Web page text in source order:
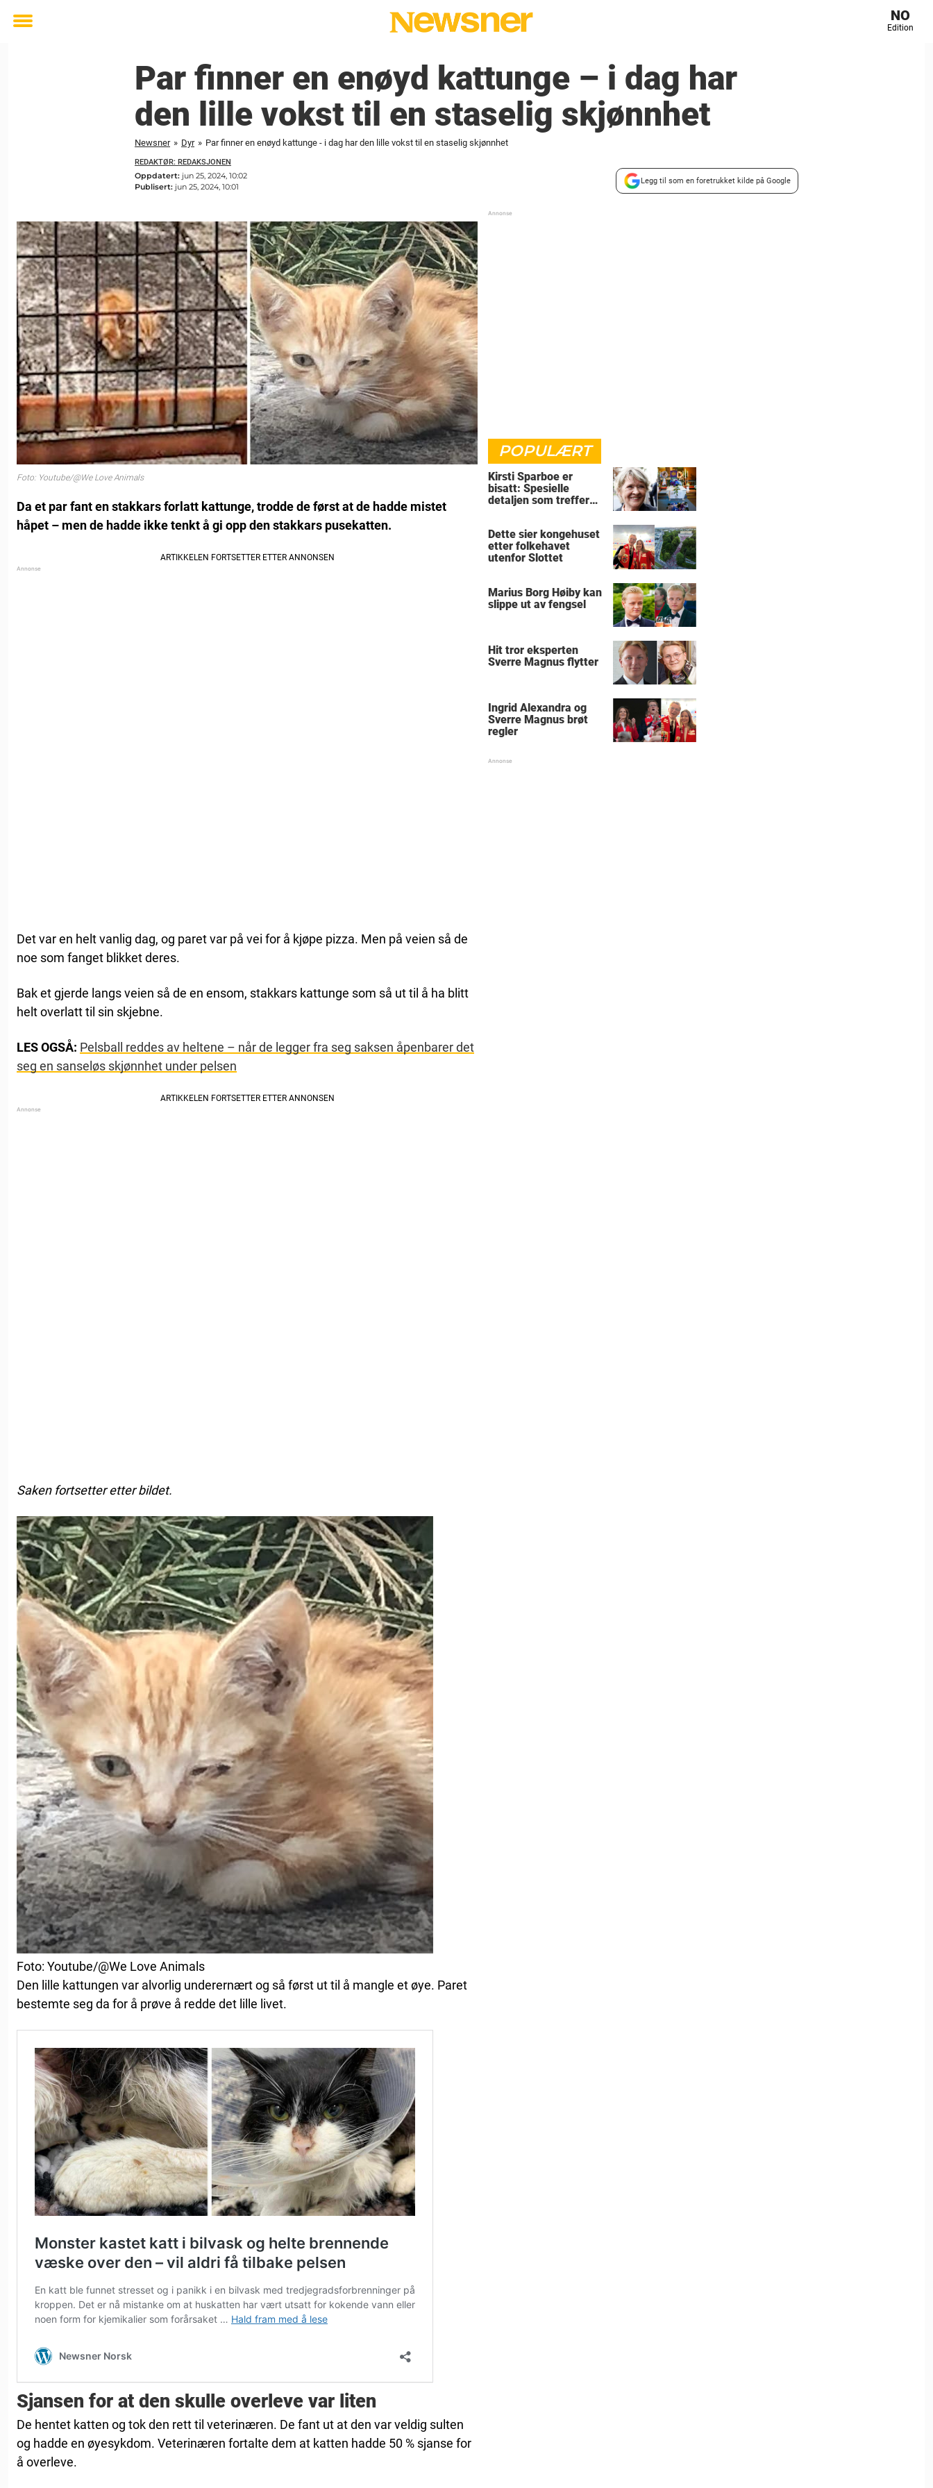
Toggle
NO
Edition
Par finner en enøyd kattunge – i dag har
den lille vokst til en staselig skjønnhet
Newsner » Dyr » Par finner en enøyd kattunge - i dag har den lille vokst til en staselig skjønnhet
REDAKTØR: REDAKSJONEN
Oppdatert: jun 25, 2024, 10:02
Publisert: jun 25, 2024, 10:01
Legg til som en foretrukket kilde på Google
Foto: Youtube/@We Love Animals
Da et par fant en stakkars forlatt kattunge, trodde de først at de hadde mistet
håpet – men de hadde ikke tenkt å gi opp den stakkars pusekatten.
Det var en helt vanlig dag, og paret var på vei for å kjøpe pizza. Men på veien så de
noe som fanget blikket deres.
Bak et gjerde langs veien så de en ensom, stakkars kattunge som så ut til å ha blitt
helt overlatt til sin skjebne.
LES OGSÅ: Pelsball reddes av heltene – når de legger fra seg saksen åpenbarer det
seg en sanseløs skjønnhet under pelsen
Saken fortsetter etter bildet.
Foto: Youtube/@We Love Animals
Den lille kattungen var alvorlig underernært og så først ut til å mangle et øye. Paret
bestemte seg da for å prøve å redde det lille livet.
Sjansen for at den skulle overleve var liten
De hentet katten og tok den rett til veterinæren. De fant ut at den var veldig sulten
og hadde en øyesykdom. Veterinæren fortalte dem at katten hadde 50 % sjanse for
å overleve.
POPULÆRT
Kirsti Sparboe er
bisatt: Spesielle
detaljen som treffer
Dette sier kongehuset
etter folkehavet
utenfor Slottet
Marius Borg Høiby kan
slippe ut av fengsel
Hit tror eksperten
Sverre Magnus flytter
Ingrid Alexandra og
Sverre Magnus brøt
regler